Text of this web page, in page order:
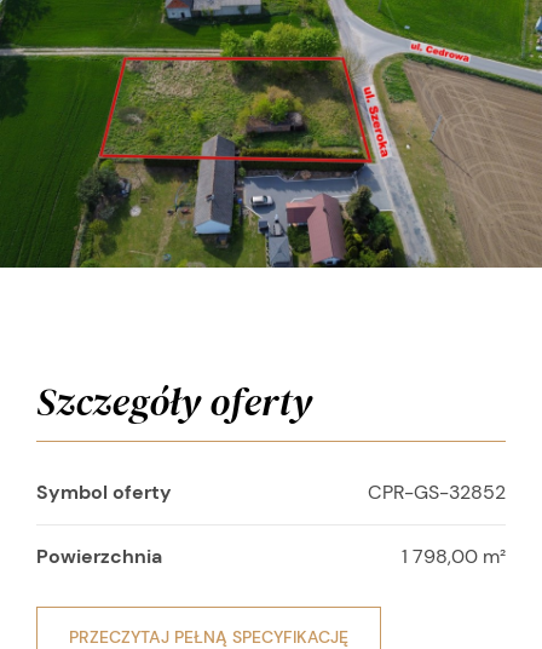
Szczegóły oferty
Symbol oferty CPR-GS-32852
Powierzchnia 1 798,00 m²
PRZECZYTAJ PEŁNĄ SPECYFIKACJĘ